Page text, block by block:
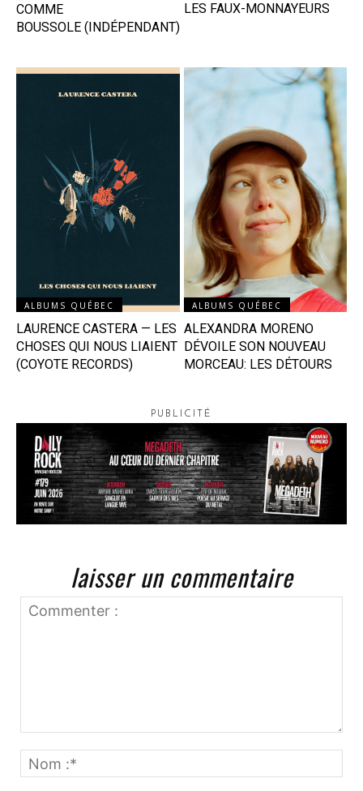
COMME
BOUSSOLE (INDÉPENDANT)
LES FAUX-MONNAYEURS
ALBUMS QUÉBEC
LAURENCE CASTERA — LES
CHOSES QUI NOUS LIAIENT
(COYOTE RECORDS)
ALBUMS QUÉBEC
ALEXANDRA MORENO
DÉVOILE SON NOUVEAU
MORCEAU: LES DÉTOURS
PUBLICITÉ
laisser un commentaire
:*